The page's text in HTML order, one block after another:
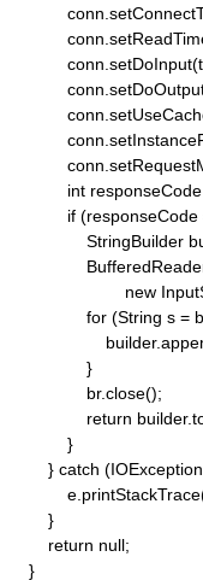
int
if
for (String
                }
                br.close();
return
            }
} catch
        }
        return null;
    }